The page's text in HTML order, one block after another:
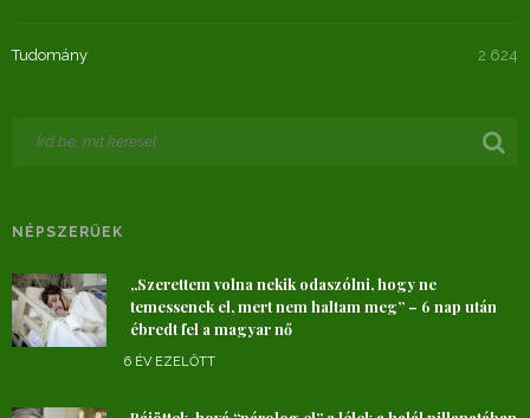
Tudomány 2 624
NÉPSZERŰEK
„Szerettem volna nekik odaszólni, hogy ne
temessenek el, mert nem haltam meg” – 6 nap után
ébredt fel a magyar nő
6 ÉV EZELŐTT